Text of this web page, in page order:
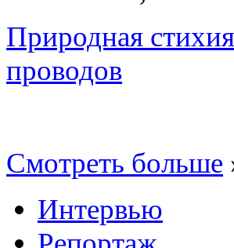
Природная
проводов
Смотреть больше
Интервью